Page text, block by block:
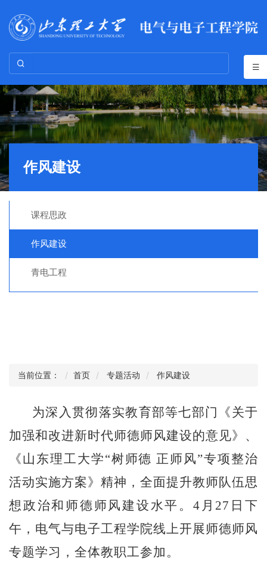
作风建设
课程思政
作风建设
青电工程
当前位置： 首页 专题活动 作风建设
为深入贯彻落实教育部等七部门《关于
加强和改进新时代师德师风建设的意见》、
《山东理工大学“树师德 正师风”专项整治
活动实施方案》精神，全面提升教师队伍思
想政治和师德师风建设水平。 4 月 27 日下
午，电气与电子工程学院线上开展师德师风
专题学习，全体教职工参加。